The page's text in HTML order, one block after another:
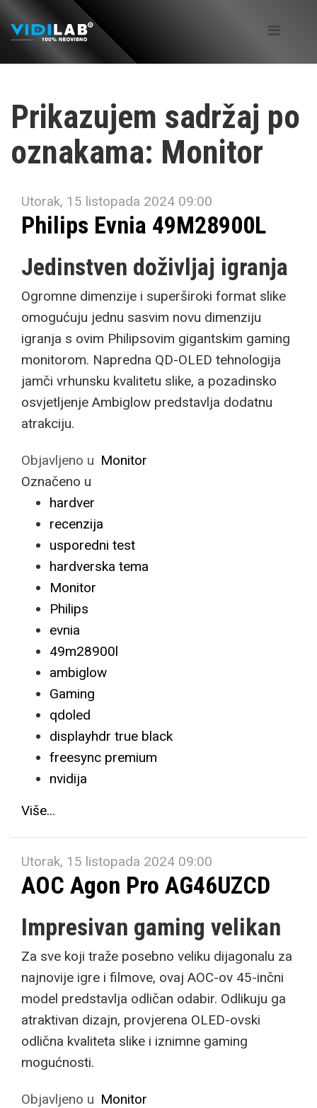
Prikazujem sadržaj po
oznakama: Monitor
Utorak, 15 listopada 2024 09:00
Philips Evnia 49M28900L
Jedinstven doživljaj igranja
Ogromne dimenzije i superširoki format slike
omogućuju jednu sasvim novu dimenziju
igranja s ovim Philipsovim gigantskim gaming
monitorom. Napredna QD-OLED tehnologija
jamči vrhunsku kvalitetu slike, a pozadinsko
osvjetljenje Ambiglow predstavlja dodatnu
atrakciju.
Objavljeno u Monitor
Označeno u
hardver
recenzija
usporedni test
hardverska tema
Monitor
Philips
evnia
49m28900l
ambiglow
Gaming
qdoled
displayhdr true black
freesync premium
nvidija
Više...
Utorak, 15 listopada 2024 09:00
AOC Agon Pro AG46UZCD
Impresivan gaming velikan
Za sve koji traže posebno veliku dijagonalu za
najnovije igre i filmove, ovaj AOC-ov 45-inčni
model predstavlja odličan odabir. Odlikuju ga
atraktivan dizajn, provjerena OLED-ovski
odlična kvaliteta slike i iznimne gaming
mogućnosti.
Objavljeno u Monitor